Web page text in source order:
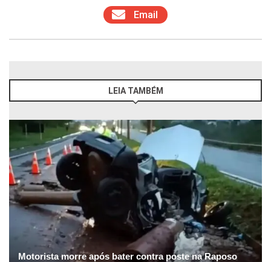
Email
LEIA TAMBÉM
Motorista morre após bater contra poste na Raposo